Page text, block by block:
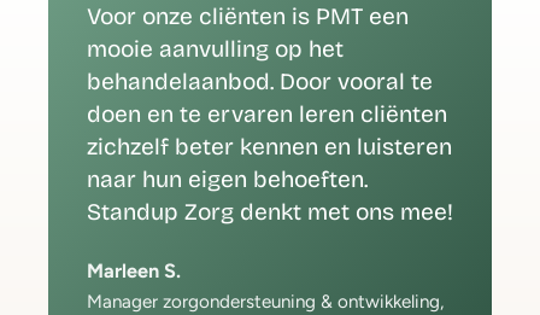
Voor onze cliënten is PMT een
mooie aanvulling op het
behandelaanbod. Door vooral te
doen en te ervaren leren cliënten
zichzelf beter kennen en luisteren
naar hun eigen behoeften.
Standup Zorg denkt met ons mee!
Marleen S.
Manager zorgondersteuning & ontwikkeling,